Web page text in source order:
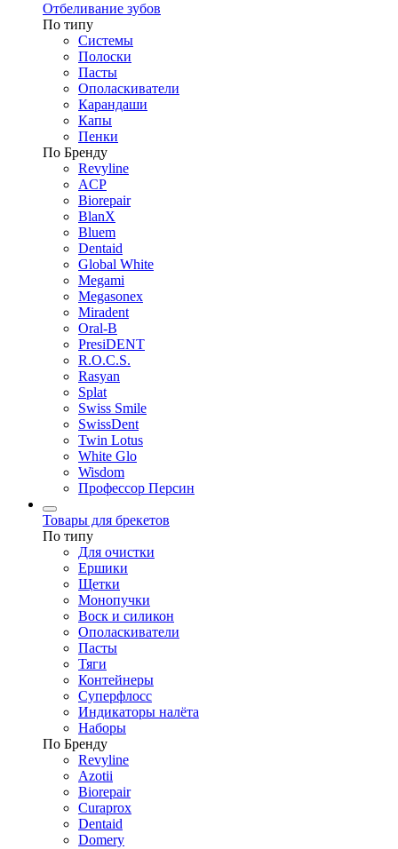
Отбеливание зубов
По типу
Системы
Полоски
Пасты
Ополаскиватели
Карандаши
Капы
Пенки
По Бренду
Revyline
ACP
Biorepair
BlanX
Bluem
Dentaid
Global White
Megami
Megasonex
Miradent
Oral-B
PresiDENT
R.O.C.S.
Rasyan
Splat
Swiss Smile
SwissDent
Twin Lotus
White Glo
Wisdom
Профессор Персин
Товары для брекетов
По типу
Для очистки
Ершики
Щетки
Монопучки
Воск и силикон
Ополаскиватели
Пасты
Тяги
Контейнеры
Суперфлосс
Индикаторы налёта
Наборы
По Бренду
Revyline
Azotii
Biorepair
Curaprox
Dentaid
Domery